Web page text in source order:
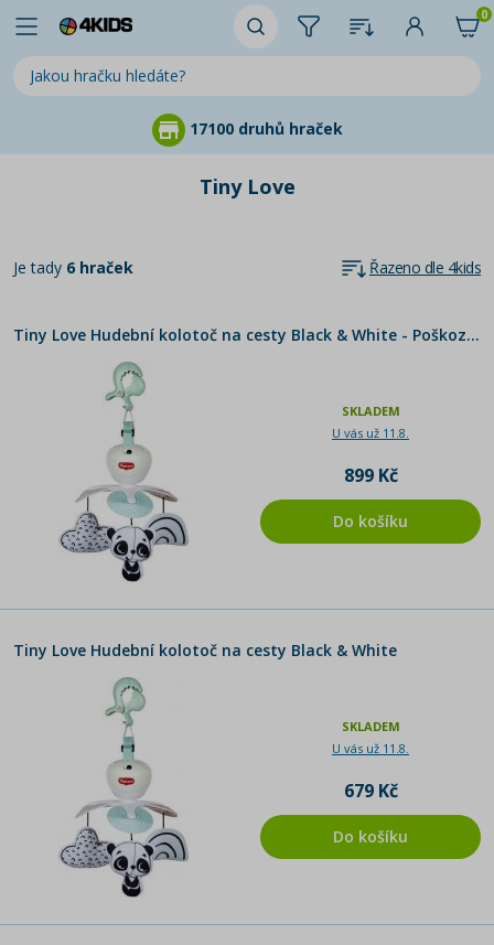
0
17100 druhů hraček
Tiny Love
Je tady 6 hraček Řazeno dle 4kids
Tiny Love Hudební kolotoč na cesty Black & White - Poškozený obal
SKLADEM
U vás už 11.8.
899 Kč
Do košíku
Tiny Love Hudební kolotoč na cesty Black & White
SKLADEM
U vás už 11.8.
679 Kč
Do košíku